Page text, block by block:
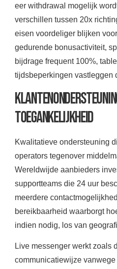
eer withdrawal mogelijk
verschillen tussen 20x
eisen voordeliger blijken
gedurende bonusactiviteit,
bijdrage frequent 100%,
tijdsbeperkingen vastleggen
Toegankelijkheid
Kwalitatieve ondersteuning
operators tegenover
Wereldwijde aanbieders
supportteams die 24 uur
meerdere
bereikbaarheid waarborgt
indien nodig, los van
Live messenger werkt zoals
communicatiewijze